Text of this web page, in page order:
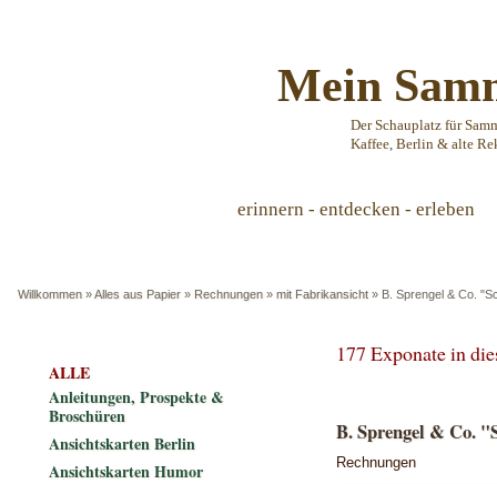
Mein
Der Schauplatz für
Kaffee, Berlin & alte
erinnern - entdecken - erleben
Willkommen »Alles aus Papier » Rechnungen » mit Fabrikansicht » B. Sprengel & Co.
177 Exponate in
B. Sprengel & Co.
Rechnungen
ALLE
Anleitungen, Prospekte &
Broschüren
Ansichtskarten Berlin
Ansichtskarten Humor